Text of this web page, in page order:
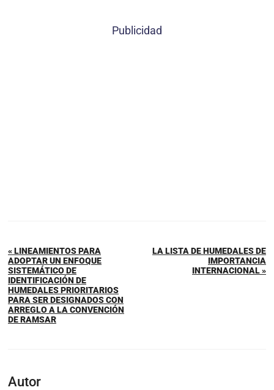
Publicidad
« LINEAMIENTOS PARA
ADOPTAR UN ENFOQUE
SISTEMÁTICO DE
IDENTIFICACIÓN DE
HUMEDALES PRIORITARIOS
PARA SER DESIGNADOS CON
ARREGLO A LA CONVENCIÓN
DE RAMSAR
LA LISTA DE HUMEDALES DE
IMPORTANCIA
INTERNACIONAL »
Autor